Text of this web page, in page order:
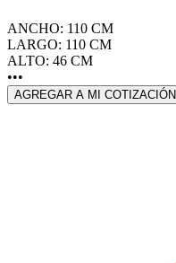
ANCHO: 110 CM
LARGO: 110 CM
ALTO: 46 CM
•••
AGREGAR A MI COTIZACIÓN